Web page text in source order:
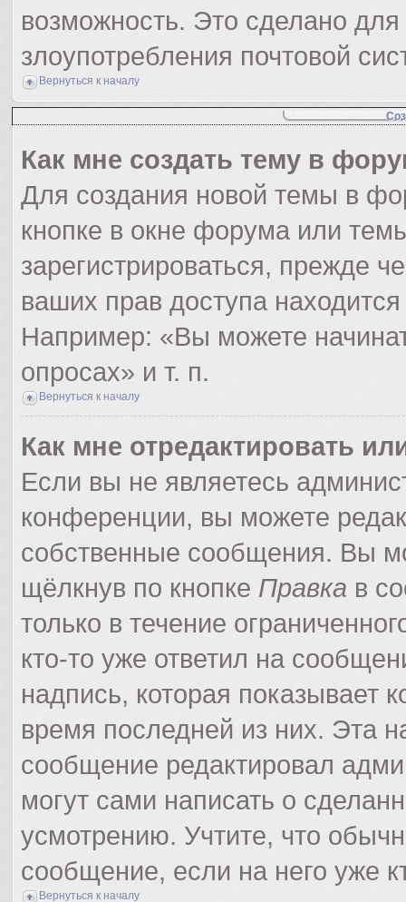
возможность. Это сделано для
злоупотребления почтовой
Вернуться к началу
Как мне создать тему в
Для создания новой темы в
кнопке в окне форума или
зарегистрироваться, прежде
ваших прав доступа
Например: «Вы можете
опросах» и т. п.
Вернуться к началу
Как мне отредактировать
Если вы не являетесь
конференции, вы можете
собственные сообщения. Вы
щёлкнув по кнопке Правка в
только в течение
кто-то уже ответил на
надпись, которая показывает
время последней из них. Эта
сообщение редактировал
могут сами написать о
усмотрению. Учтите, что
сообщение, если на него уже
Вернуться к началу